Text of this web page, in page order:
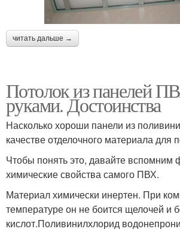
читать дальше →
Потолок из панелей
руками. Достоинства
Насколько хороши панели из
качестве отделочного материала для
Чтобы понять это, давайте вспомним
химические свойства самого ПВХ.
Материал химически инертен. При
температуре он не боится щелочей и
кислот.Поливинилхлорид